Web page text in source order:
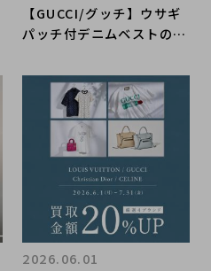
【GUCCI/グッチ】ウサギ
パッチ付デニムベストのご
ランドコレクト麻布十番店
にお任せください！
2026.06.01